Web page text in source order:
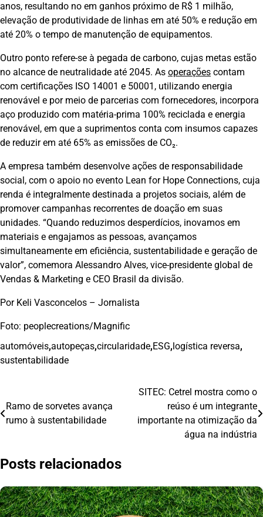
anos, resultando no em ganhos próximo de R$ 1 milhão,
elevação de produtividade de linhas em até 50% e redução em
até 20% o tempo de manutenção de equipamentos.
Outro ponto refere-se à pegada de carbono, cujas metas estão
no alcance de neutralidade até 2045. As operações contam
com certificações ISO 14001 e 50001, utilizando energia
renovável e por meio de parcerias com fornecedores, incorpora
aço produzido com matéria-prima 100% reciclada e energia
renovável, em que a suprimentos conta com insumos capazes
de reduzir em até 65% as emissões de CO₂.
A empresa também desenvolve ações de responsabilidade
social, com o apoio no evento Lean for Hope Connections, cuja
renda é integralmente destinada a projetos sociais, além de
promover campanhas recorrentes de doação em suas
unidades. “Quando reduzimos desperdícios, inovamos em
materiais e engajamos as pessoas, avançamos
simultaneamente em eficiência, sustentabilidade e geração de
valor”, comemora Alessandro Alves, vice-presidente global de
Vendas & Marketing e CEO Brasil da divisão.
Por Keli Vasconcelos – Jornalista
Foto: peoplecreations/Magnific
automóveis,autopeças,circularidade,ESG,logística reversa,
sustentabilidade
de
Ramo de sorvetes avança
rumo à sustentabilidade
SITEC: Cetrel mostra como o
reúso é um integrante
importante na otimização da
água na indústria
Posts relacionados